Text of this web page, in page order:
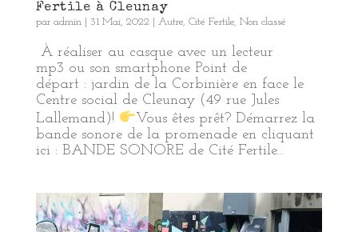
Fertile à Cleunay
par admin| 31 Mai, 2022 Autre, Cité Fertile, Non classé
À réaliser au casque avec un lecteur
mp3 ou son smartphone Point de
départ : jardin de la Corbinière en face le
Centre social de Cleunay (49 rue Jules
Lallemand)!
Vous êtes prêt? Démarrez la
bande sonore de la promenade en cliquant
ici : BANDE SONORE de Cité Fertile...